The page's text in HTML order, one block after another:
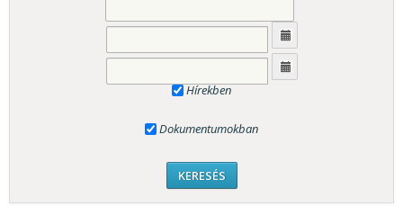
Hírekben
Dokumentumokban